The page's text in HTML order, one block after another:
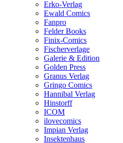
Erko-Verlag
Ewald Comics
Fanpro
Felder Books
Finix-Comics
Fischerverlage
Galerie & Edition
Golden Press
Granus Verlag
Gringo Comics
Hannibal Verlag
Hinstorff
ICOM
ilovecomics
Impian Verlag
Insektenhaus